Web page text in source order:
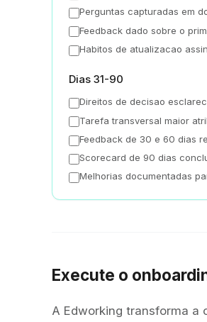
Perguntas capturadas em
Feedback dado sobre o
Habitos de atualizacao
Dias 31-90
Direitos de decisao
Tarefa transversal maior
Feedback de 30 e 60 dias
Scorecard de 90 dias
Melhorias documentadas
Execute o
A Edworking transforma a